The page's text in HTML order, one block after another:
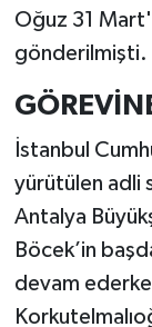
Oğuz 31
gönderilmişti.
İstanbul
yürütülen adli
Antalya
Böcek’in
devam